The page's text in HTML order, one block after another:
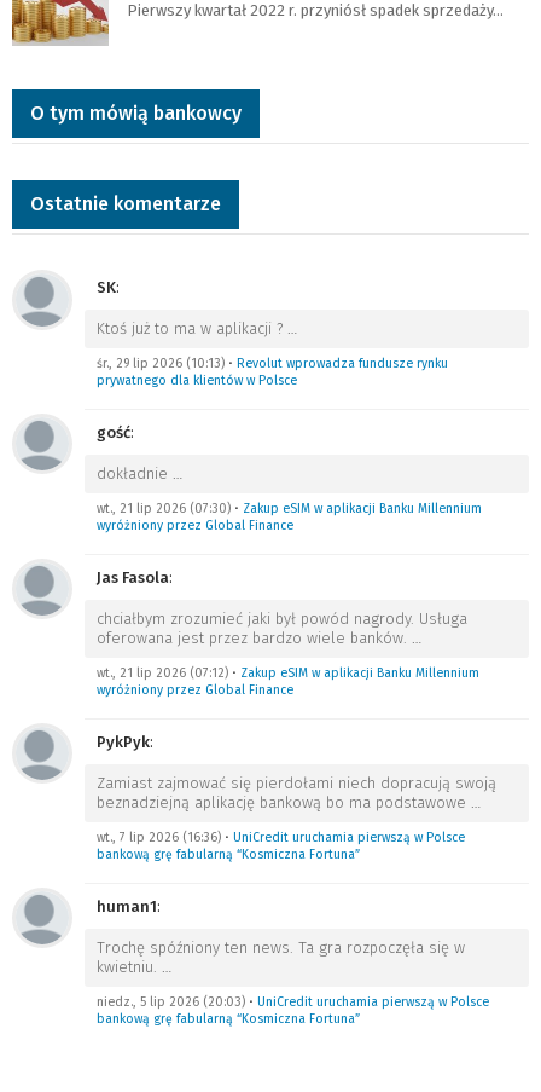
Pierwszy kwartał 2022 r. przyniósł spadek sprzedaży…
O tym mówią bankowcy
Ostatnie komentarze
SK:
Ktoś już to ma w aplikacji ? …
śr., 29 lip 2026 (10:13) • Revolut wprowadza fundusze rynku
prywatnego dla klientów w Polsce
gość:
dokładnie …
wt., 21 lip 2026 (07:30) • Zakup eSIM w aplikacji Banku Millennium
wyróżniony przez Global Finance
Jas Fasola:
chciałbym zrozumieć jaki był powód nagrody. Usługa
oferowana jest przez bardzo wiele banków. …
wt., 21 lip 2026 (07:12) • Zakup eSIM w aplikacji Banku Millennium
wyróżniony przez Global Finance
PykPyk:
Zamiast zajmować się pierdołami niech dopracują swoją
beznadziejną aplikację bankową bo ma podstawowe …
wt., 7 lip 2026 (16:36) • UniCredit uruchamia pierwszą w Polsce
bankową grę fabularną “Kosmiczna Fortuna”
human1:
Trochę spóźniony ten news. Ta gra rozpoczęła się w
kwietniu. …
niedz., 5 lip 2026 (20:03) • UniCredit uruchamia pierwszą w Polsce
bankową grę fabularną “Kosmiczna Fortuna”